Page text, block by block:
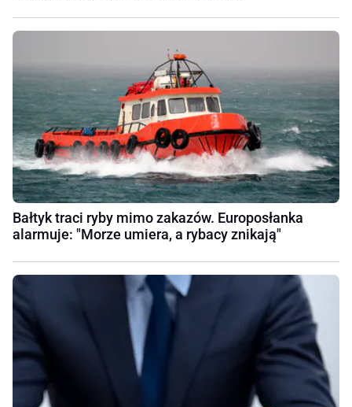
Bałtyk traci ryby mimo zakazów. Europosłanka
alarmuje: "Morze umiera, a rybacy znikają"